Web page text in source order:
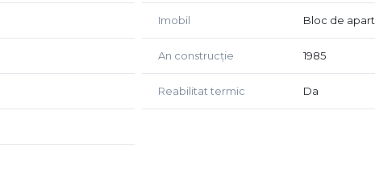
Imobil Bloc de apart.
An construcție 1985
Reabilitat termic Da